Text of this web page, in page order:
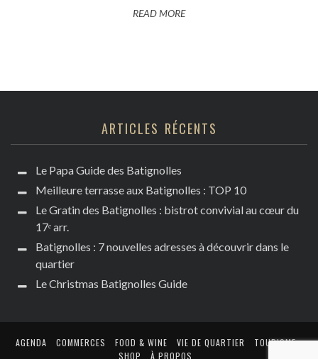
READ MORE
ARTICLES RÉCENTS
Le Papa Guide des Batignolles
Meilleure terrasse aux Batignolles : TOP 10
Le Gratin des Batignolles : bistrot convivial au cœur du
17ᵉ arr.
Batignolles : 7 nouvelles adresses à découvrir dans le
quartier
Le Christmas Batignolles Guide
AGENDA COMMERCES FOOD & WINE VIE DE QUARTIER
TOURISME
SHOP
À PROPOS